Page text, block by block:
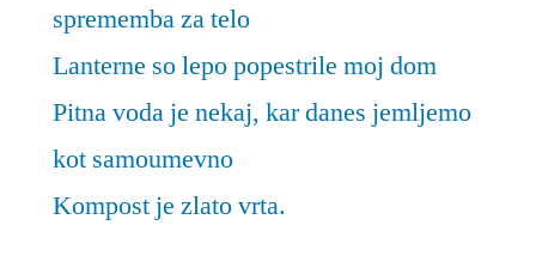
sprememba za telo
Lanterne so lepo popestrile moj dom
Pitna voda je nekaj, kar danes jemljemo
kot samoumevno
Kompost je zlato vrta.